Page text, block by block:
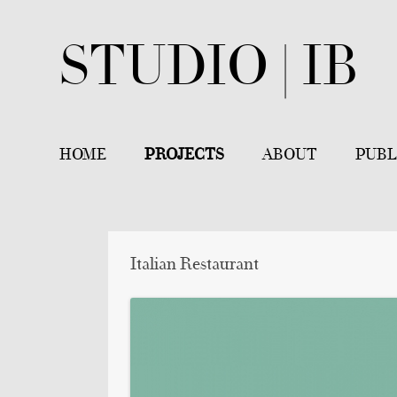
STUDIO | IB
HOME
PROJECTS
FINE DINING, RESTAURANT
ABOUT
Italian Restaurant